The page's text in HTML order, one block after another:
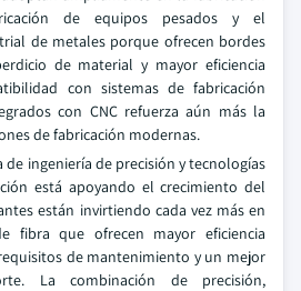
de equipos pesados y el
de metales porque ofrecen bordes
de material y mayor eficiencia
con sistemas de fabricación
con CNC refuerza aún más la
de fabricación modernas.
de ingeniería de precisión y tecnologías
está apoyando el crecimiento del
están invirtiendo cada vez más en
fibra que ofrecen mayor eficiencia
de mantenimiento y un mejor
La combinación de precisión,